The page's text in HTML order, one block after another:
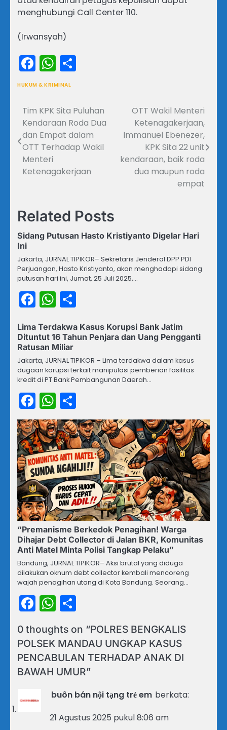
menghubungi Call Center 110.
(Irwansyah)
Facebook
WhatsApp
HUKUM & KRIMINAL
Navigasi
pos
Tim KPK Sita Puluhan
Kendaraan Roda Dua
dan Empat dalam
OTT Terhadap Wakil
Menteri
Ketenagakerjaan
OTT Wakil Menteri
Ketenagakerjaan,
Immanuel Ebenezer,
KPK Sita 22 unit
kendaraan, baik roda
dua maupun roda
empat
Related Posts
Sidang Putusan Hasto Kristiyanto Digelar Hari
Ini
Jakarta, JURNAL TIPIKOR– Sekretaris Jenderal DPP PDI
Perjuangan, Hasto Kristiyanto, akan menghadapi sidang
putusan hari ini, Jumat, 25 Juli 2025,…
Facebook
WhatsApp
Lima Terdakwa Kasus Korupsi Bank Jatim
Dituntut 16 Tahun Penjara dan Uang Pengganti
Ratusan Miliar
Jakarta, JURNAL TIPIKOR – Lima terdakwa dalam kasus
dugaan korupsi terkait manipulasi pemberian fasilitas
kredit di PT Bank Pembangunan Daerah…
Facebook
WhatsApp
“Premanisme Berkedok Penagihan! Warga
Dihajar Debt Collector di Jalan BKR, Komunitas
Anti Matel Minta Polisi Tangkap Pelaku”
Bandung, JURNAL TIPIKOR– Aksi brutal yang diduga
dilakukan oknum debt collector kembali mencoreng
wajah penagihan utang di Kota Bandung. Seorang…
Facebook
WhatsApp
0 thoughts on “POLRES BENGKALIS
POLSEK MANDAU UNGKAP KASUS
PENCABULAN TERHADAP ANAK DI
BAWAH UMUR”
buôn bán nội tạng trẻ em berkata:
21 Agustus 2025 pukul 8:06 am